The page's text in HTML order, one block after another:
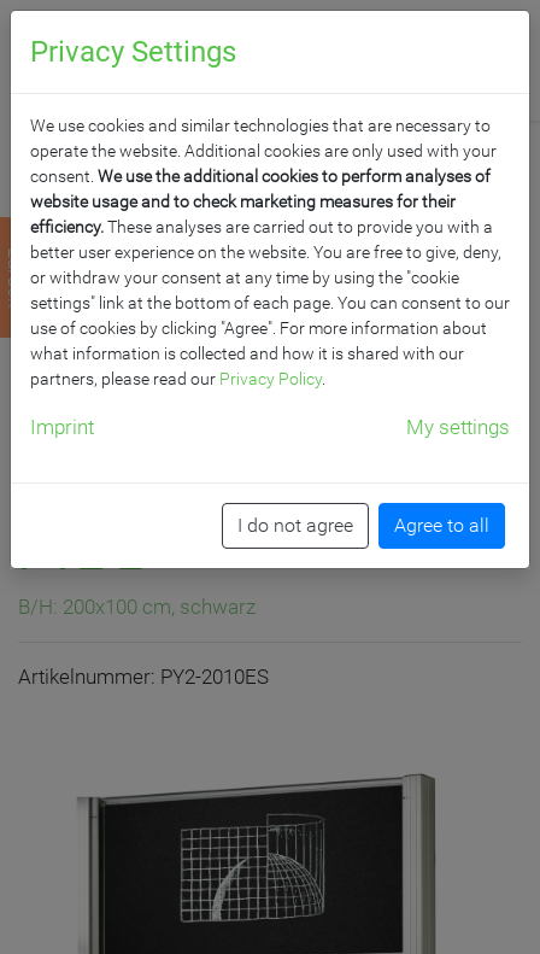
zurück ZWEIFLÄCHIGE
PYLONENTAFEL
SCHULTAFEL AUS
PREMIUM
STAHLEMAILLE, SERIE
PY2 E
B/H: 200x100 cm, schwarz
Artikelnummer: PY2-2010ES
Privacy Settings
We use cookies and similar technologies that are necessary to
operate the website. Additional cookies are only used with your
consent. We use the additional cookies to perform analyses of
website usage and to check marketing measures for their
efficiency.These analyses are carried out to provide you with a
better user experience on the website. You are free to give, deny,
or withdraw your consent at any time by using the "cookie
settings" link at the bottom of each page. You can consent to our
use of cookies by clicking "Agree". For more information about
what information is collected and how it is shared with our
partners, please read our Privacy Policy.
Imprint My settings
I do not agree Agree to all